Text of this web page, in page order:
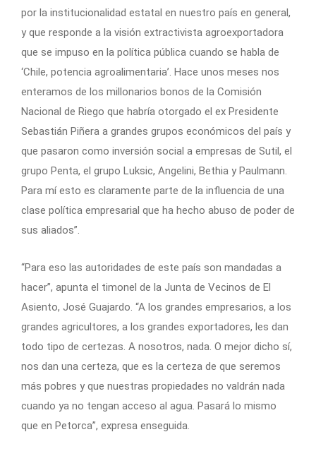
por la institucionalidad estatal en nuestro país en general,
y que responde a la visión extractivista agroexportadora
que se impuso en la política pública cuando se habla de
‘Chile, potencia agroalimentaria’. Hace unos meses nos
enteramos de los millonarios bonos de la Comisión
Nacional de Riego que habría otorgado el ex Presidente
Sebastián Piñera a grandes grupos económicos del país y
que pasaron como inversión social a empresas de Sutil, el
grupo Penta, el grupo Luksic, Angelini, Bethia y Paulmann.
Para mí esto es claramente parte de la influencia de una
clase política empresarial que ha hecho abuso de poder de
sus aliados”.
“Para eso las autoridades de este país son mandadas a
hacer”, apunta el timonel de la Junta de Vecinos de El
Asiento, José Guajardo. “A los grandes empresarios, a los
grandes agricultores, a los grandes exportadores, les dan
todo tipo de certezas. A nosotros, nada. O mejor dicho sí,
nos dan una certeza, que es la certeza de que seremos
más pobres y que nuestras propiedades no valdrán nada
cuando ya no tengan acceso al agua. Pasará lo mismo
que en Petorca”, expresa enseguida.